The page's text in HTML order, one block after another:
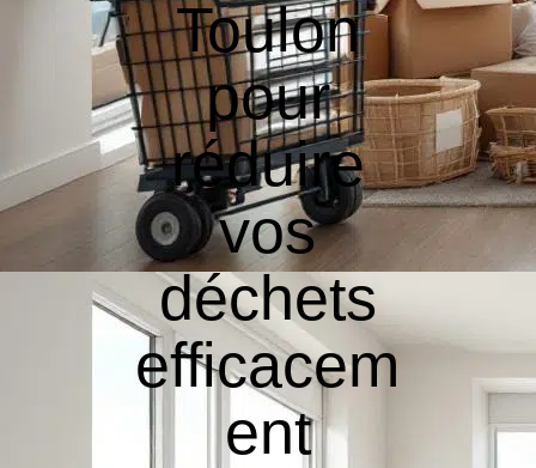
Toulon
pour
réduire
vos
déchets
efficacem
ent